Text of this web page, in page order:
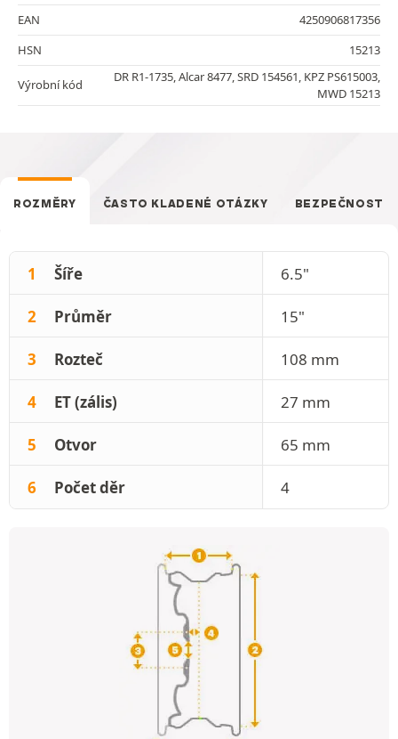
EAN
4250906817356
HSN
15213
Výrobní kód
DR R1-1735, Alcar 8477, SRD 154561, KPZ PS615003,
MWD 15213
ROZMĚRY ČASTO KLADENÉ OTÁZKY BEZPEČNOST
1 Šíře 6.5"
2 Průměr 15"
3 Rozteč 108 mm
4 ET (zális) 27 mm
5 Otvor 65 mm
6 Počet děr 4